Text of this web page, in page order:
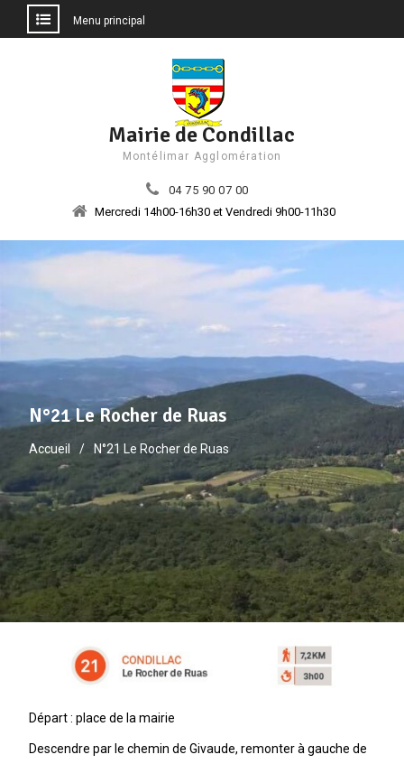
Menu principal
Mairie de Condillac
Montélimar Agglomération
04 75 90 07 00
Mercredi 14h00-16h30 et Vendredi 9h00-11h30
N°21 Le Rocher de Ruas
Accueil N°21 Le Rocher de Ruas
Départ : place de la mairie
Descendre par le chemin de Givaude, remonter à gauche de